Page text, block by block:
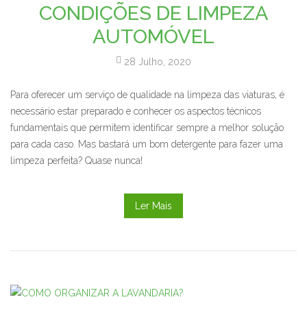
CONDIÇÕES DE LIMPEZA
AUTOMÓVEL
28 Julho, 2020
Para oferecer um serviço de qualidade na limpeza das viaturas, é
necessário estar preparado e conhecer os aspectos técnicos
fundamentais que permitem identificar sempre a melhor solução
para cada caso. Mas bastará um bom detergente para fazer uma
limpeza perfeita? Quase nunca!
Ler Mais